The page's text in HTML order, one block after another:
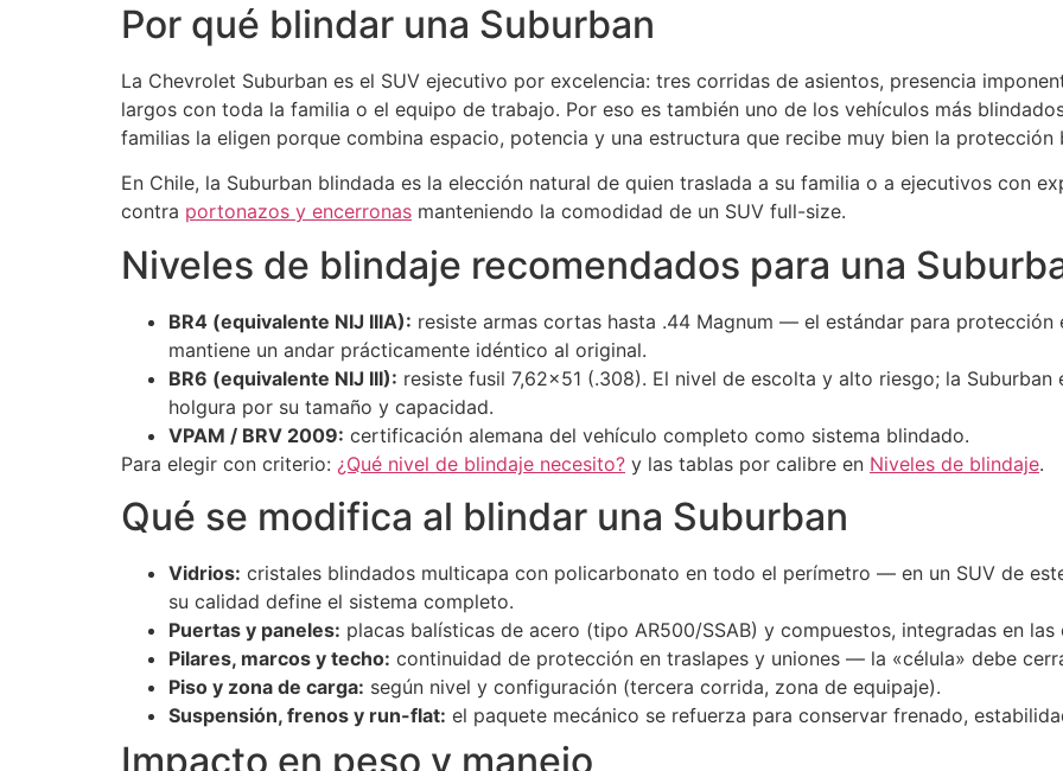
Por qué blindar una Suburban
La Chevrolet Suburban es el SUV ejecutivo por excelencia: tres corridas de asientos, presencia
largos con toda la familia o el equipo de trabajo. Por eso es también uno de los vehículos más
familias la eligen porque combina espacio, potencia y una estructura que recibe muy bien la protección
En Chile, la Suburban blindada es la elección natural de quien traslada a su familia o a ejecutivos con
contra portonazos y encerronas manteniendo la comodidad de un SUV full-size.
Niveles de blindaje recomendados para una
BR4 (equivalente NIJ IIIA): resiste armas cortas hasta .44 Magnum — el estándar para protección
mantiene un andar prácticamente idéntico al original.
BR6 (equivalente NIJ III): resiste fusil 7,62×51 (.308). El nivel de escolta y alto riesgo; la
holgura por su tamaño y capacidad.
VPAM / BRV 2009: certificación alemana del vehículo completo como sistema blindado.
Para elegir con criterio: ¿Qué nivel de blindaje necesito? y las tablas por calibre en Niveles de blindaje.
Qué se modifica al blindar una Suburban
Vidrios: cristales blindados multicapa con policarbonato en todo el perímetro — en un SUV de
su calidad define el sistema completo.
Puertas y paneles: placas balísticas de acero (tipo AR500/SSAB) y compuestos, integradas en
Pilares, marcos y techo: continuidad de protección en traslapes y uniones — la «célula» debe
Piso y zona de carga: según nivel y configuración (tercera corrida, zona de equipaje).
Suspensión, frenos y run-flat: el paquete mecánico se refuerza para conservar frenado,
Impacto en peso y manejo